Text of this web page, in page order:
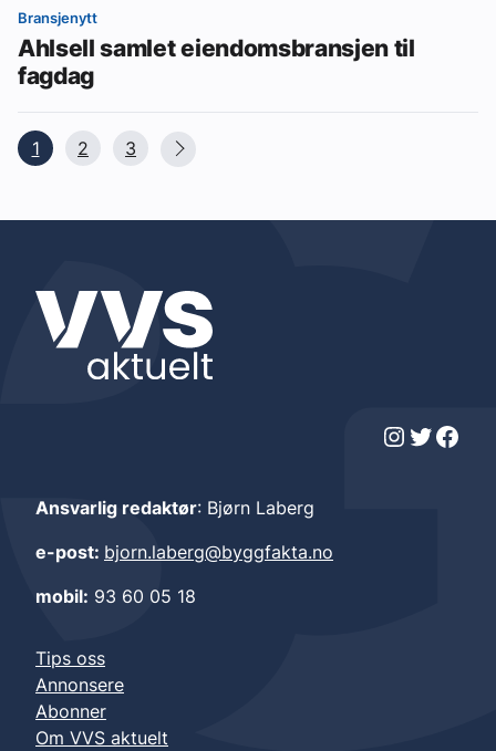
Bransjenytt
Ahlsell samlet eiendomsbransjen til
fagdag
1 2 3
Instagram Twitter Facebook
Ansvarlig redaktør: Bjørn Laberg
e-post: bjorn.laberg@byggfakta.no
mobil: 93 60 05 18
Tips oss
Annonsere
Abonner
Om VVS aktuelt